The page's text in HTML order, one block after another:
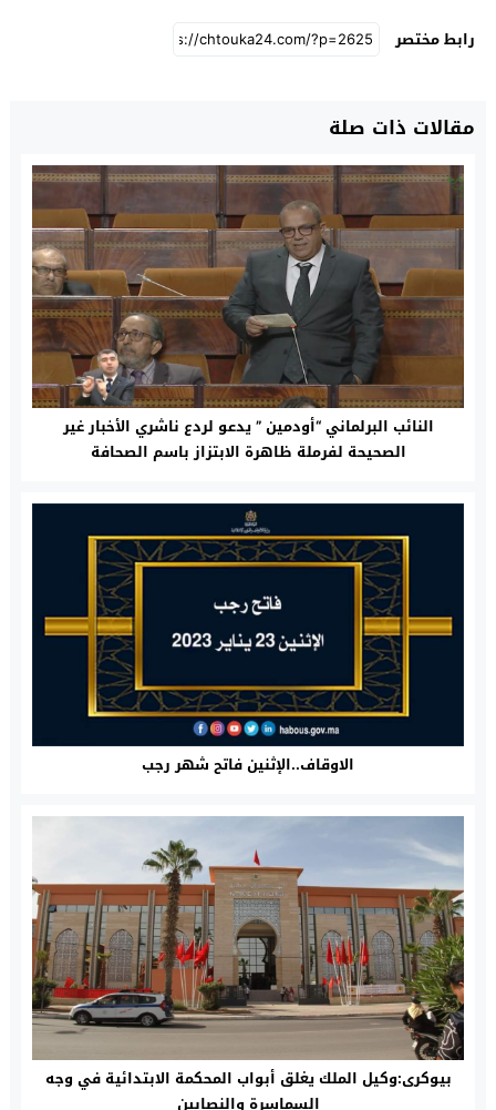
رابط مختصر
مقالات ذات صلة
النائب البرلماني “أودمين ” يدعو لردع ناشري الأخبار غير
الصحيحة لفرملة ظاهرة الابتزاز باسم الصحافة
الاوقاف..الإثنين فاتح شهر رجب
بيوكرى:وكيل الملك يغلق أبواب المحكمة الابتدائية في وجه
السماسرة والنصابين